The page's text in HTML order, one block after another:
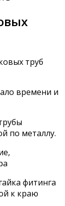
времени и
по металлу.
фитинга
к краю